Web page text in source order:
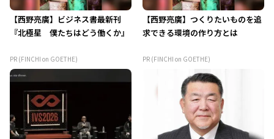
【西野亮廣】ビジネス書最新刊
『北極星 僕たちはどう働くか』
PR (FINCHI on GOETHE)
【西野亮廣】つくりたいものを追
求できる環境の作り方とは
PR (FINCHI on GOETHE)